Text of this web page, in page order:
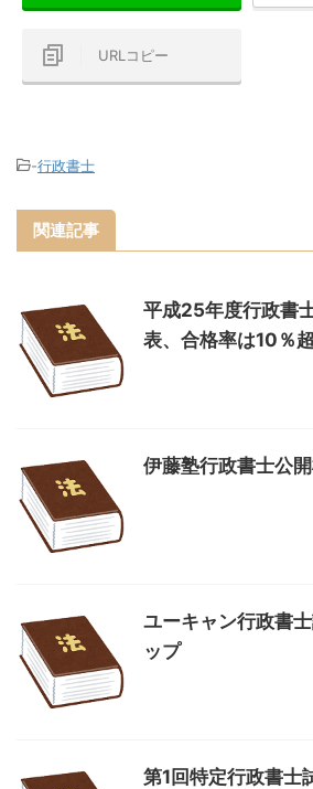
URLコピー
-行政書士
関連記事
平成25年度行政書
表、合格率は10％
伊藤塾行政書士公
ユーキャン行政書
ップ
第1回特定行政書士